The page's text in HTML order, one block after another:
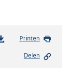
Printen
Delen